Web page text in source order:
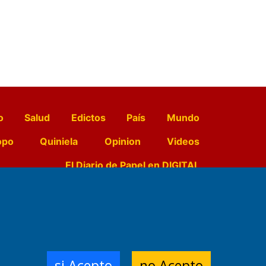
Salud Edictos País
Mundo
Quiniela Opinion
Videos
El Diario de Papel en DIGITAL